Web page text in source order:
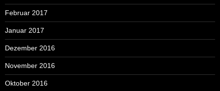
Februar 2017
Januar 2017
Dezember 2016
November 2016
Oktober 2016